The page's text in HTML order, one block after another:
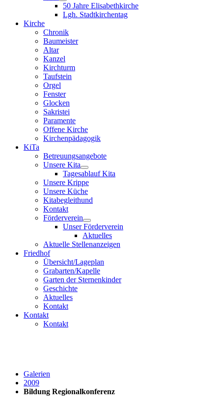
50 Jahre Elisabethkirche
Lgh. Stadtkirchentag
Kirche
Chronik
Baumeister
Altar
Kanzel
Kirchturm
Taufstein
Orgel
Fenster
Glocken
Sakristei
Paramente
Offene Kirche
Kirchenpädagogik
KiTa
Betreuungsangebote
Unsere Kita
Tagesablauf Kita
Unsere Krippe
Unsere Küche
Kitabegleithund
Kontakt
Förderverein
Unser Förderverein
Aktuelles
Aktuelle Stellenanzeigen
Friedhof
Übersicht/Lageplan
Grabarten/Kapelle
Garten der Sternenkinder
Geschichte
Aktuelles
Kontakt
Kontakt
Kontakt
Galerien
2009
Bildung Regionalkonferenz